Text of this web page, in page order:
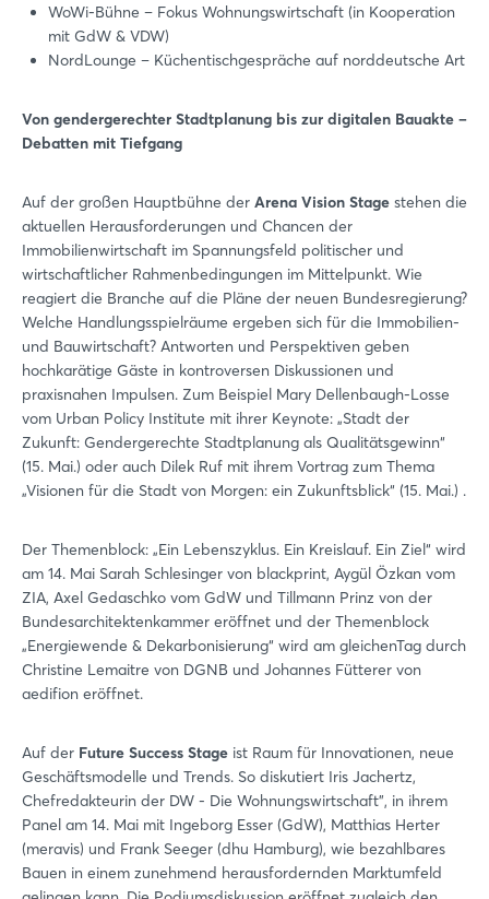
WoWi-Bühne – Fokus Wohnungswirtschaft (in Kooperation
mit GdW & VDW)
NordLounge – Küchentischgespräche auf norddeutsche Art
Von gendergerechter Stadtplanung bis zur digitalen Bauakte –
Debatten mit Tiefgang
Auf der großen Hauptbühne der Arena Vision Stage stehen die
aktuellen Herausforderungen und Chancen der
Immobilienwirtschaft im Spannungsfeld politischer und
wirtschaftlicher Rahmenbedingungen im Mittelpunkt. Wie
reagiert die Branche auf die Pläne der neuen Bundesregierung?
Welche Handlungsspielräume ergeben sich für die Immobilien-
und Bauwirtschaft? Antworten und Perspektiven geben
hochkarätige Gäste in kontroversen Diskussionen und
praxisnahen Impulsen. Zum Beispiel Mary Dellenbaugh-Losse
vom Urban Policy Institute mit ihrer Keynote: „Stadt der
Zukunft: Gendergerechte Stadtplanung als Qualitätsgewinn“
(15. Mai.) oder auch Dilek Ruf mit ihrem Vortrag zum Thema
„Visionen für die Stadt von Morgen: ein Zukunftsblick“ (15. Mai.) .
Der Themenblock: „Ein Lebenszyklus. Ein Kreislauf. Ein Ziel“ wird
am 14. Mai Sarah Schlesinger von blackprint, Aygül Özkan vom
ZIA, Axel Gedaschko vom GdW und Tillmann Prinz von der
Bundesarchitektenkammer eröffnet und der Themenblock
„Energiewende & Dekarbonisierung“ wird am gleichenTag durch
Christine Lemaitre von DGNB und Johannes Fütterer von
aedifion eröffnet.
Auf der Future Success Stage ist Raum für Innovationen, neue
Geschäftsmodelle und Trends. So diskutiert Iris Jachertz,
Chefredakteurin der DW - Die Wohnungswirtschaft", in ihrem
Panel am 14. Mai mit Ingeborg Esser (GdW), Matthias Herter
(meravis) und Frank Seeger (dhu Hamburg), wie bezahlbares
Bauen in einem zunehmend herausfordernden Marktumfeld